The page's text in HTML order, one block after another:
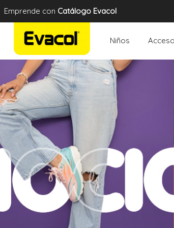
Emprende con Catálogo Evacol
Niños